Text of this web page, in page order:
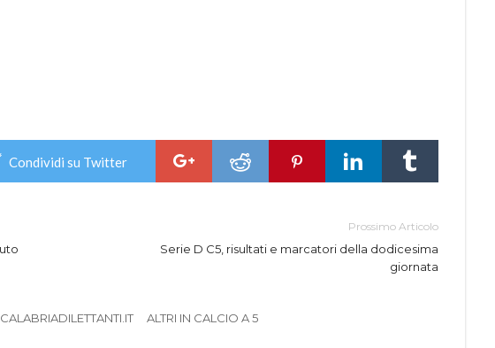
Condividi su Twitter
Prossimo Articolo
Serie D C5, risultati e marcatori della dodicesima
giornata
ALTRI IN CALCIO A 5